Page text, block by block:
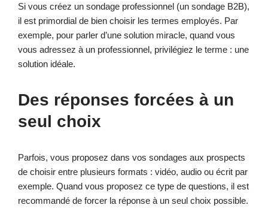
Si vous créez un sondage professionnel (un sondage B2B),
il est primordial de bien choisir les termes employés. Par
exemple, pour parler d’une solution miracle, quand vous
vous adressez à un professionnel, privilégiez le terme : une
solution idéale.
Des réponses forcées à un
seul choix
Parfois, vous proposez dans vos sondages aux prospects
de choisir entre plusieurs formats : vidéo, audio ou écrit par
exemple. Quand vous proposez ce type de questions, il est
recommandé de forcer la réponse à un seul choix possible.